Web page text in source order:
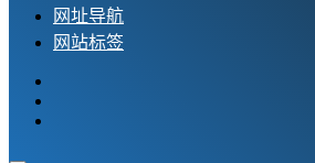
网址导航
网站标签